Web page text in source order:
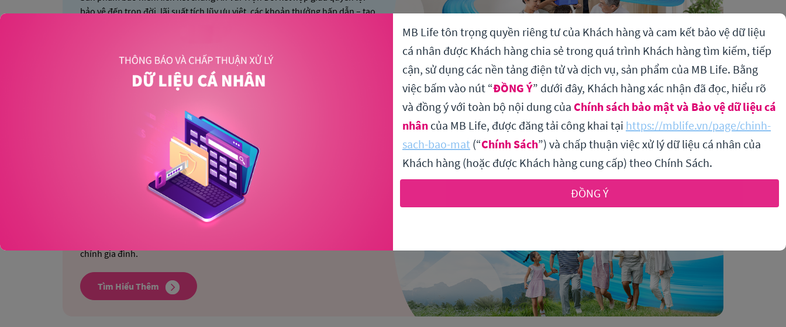
bảo vệ đến trọn đời, lãi suất tích lũy ưu việt, các khoản thưởng hấp dẫn – tạo
cuộc sống an vui dài lâu.
Tìm Hiểu Thêm
Gói giải pháp bảo hiểm
Toàn Gia Hạnh Phúc
Gói giải pháp bảo hiểm Toàn Gia Hạnh Phúc kết hợp các quyền lợi vượt trội
Bảo hiểm Liên kết chung,
Bảo hiểm Chăm sóc sức khỏe,
chính gia đình.
Tìm Hiểu Thêm
MB Life tôn trọng quyền riêng tư của Khách hàng và cam kết bảo vệ dữ liệu
cá nhân được Khách hàng chia sẻ trong quá trình Khách hàng tìm kiếm, tiếp
cận, sử dụng các nền tảng điện tử và dịch vụ, sản phẩm của MB Life. Bằng
việc bấm vào nút “ĐỒNG Ý” dưới đây, Khách hàng xác nhận đã đọc, hiểu rõ
và đồng ý với toàn bộ nội dung của Chính sách bảo mật và Bảo vệ dữ liệu cá
nhân của MB Life, được đăng tải công khai tại https://mblife.vn/page/chinh-
sach-bao-mat (“Chính Sách”) và chấp thuận việc xử lý dữ liệu cá nhân của
Khách hàng (hoặc được Khách hàng cung cấp) theo Chính Sách.
ĐỒNG Ý